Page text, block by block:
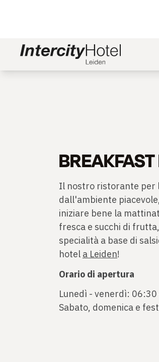
Il nostro ristorante per
dall'ambiente
iniziare bene la
fresca e succhi di
specialità a base di
hotel a Leiden!
Orario di apertura
Lunedì - venerdì:
Sabato, domenica e